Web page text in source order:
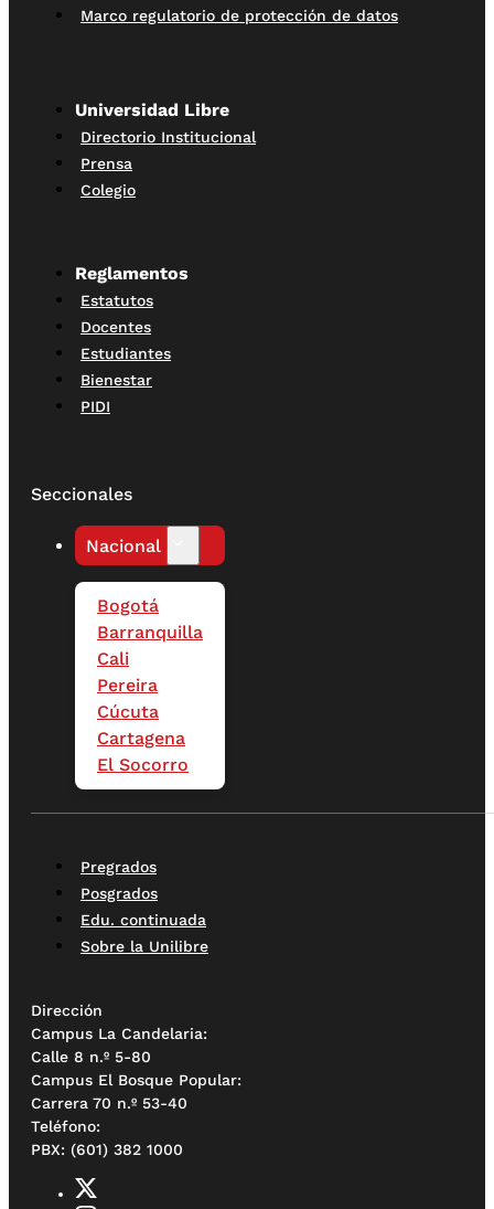
Marco regulatorio de protección de datos
Universidad Libre
Directorio Institucional
Prensa
Colegio
Reglamentos
Estatutos
Docentes
Estudiantes
Bienestar
PIDI
Seccionales
Nacional
Bogotá
Barranquilla
Cali
Pereira
Cúcuta
Cartagena
El Socorro
Pregrados
Posgrados
Edu. continuada
Sobre la Unilibre
Dirección
Campus La Candelaria:
Calle 8 n.º 5-80
Campus El Bosque Popular:
Carrera 70 n.º 53-40
Teléfono:
PBX: (601) 382 1000